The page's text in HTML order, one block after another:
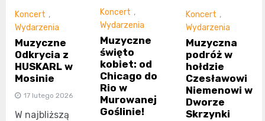
Koncert ,
Wydarzenia
Muzyczne
Odkrycia z
HUSKARL w
Mosinie
17 lutego 2026
W najbliższą
Koncert ,
Wydarzenia
Muzyczne
święto
kobiet: od
Chicago do
Rio w
Murowanej
Goślinie!
Koncert ,
Wydarzenia
Muzyczna
podróż w
hołdzie
Czesławowi
Niemenowi w
Dworze
Skrzynki